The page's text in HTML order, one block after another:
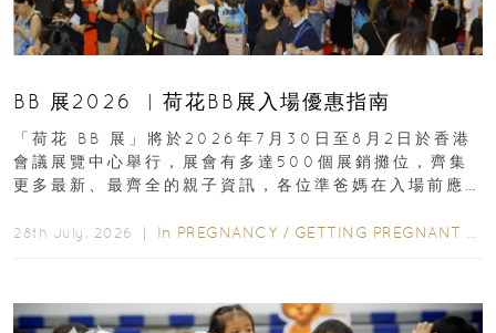
BB 展2026 ︳荷花BB展入場優惠指南
「荷花 BB 展」將於2026年7月30日至8月2日於香港
會議展覽中心舉行，展會有多達500個展銷攤位，齊集
更多最新、最齊全的親子資訊，各位準爸媽在入場前應
28th July, 2026 ｜ In PREGNANCY / GETTING PREGNANT